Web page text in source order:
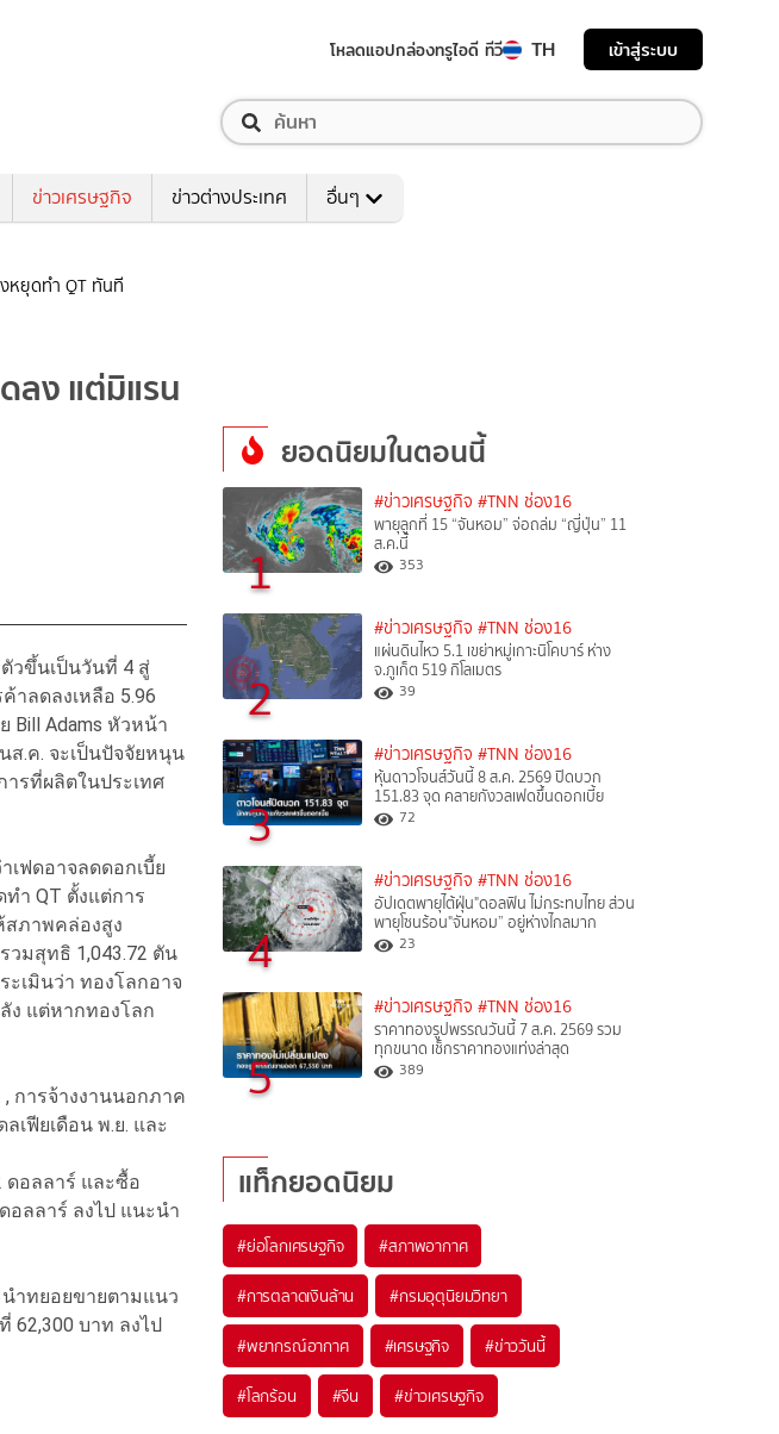
โหลดแอปกล่องทรูไอดี ทีวี TH เข้าสู่ระบบ
ข่าวเศรษฐกิจ ข่าวต่างประเทศ อื่นๆ
หยุดทำ QT ทันที
ลง แต่มิแรน
วขึ้นเป็นวันที่ 4 สู่
าลดลงเหลือ 5.96
Bill Adams หัวหน้า
ส.ค. จะเป็นปัจจัยหนุน
ารที่ผลิตในประเทศ
เฟดอาจลดดอกเบี้ย
ทำ QT ตั้งแต่การ
สภาพคล่องสูง
วมสุทธิ 1,043.72 ตัน
เมินว่า ทองโลกอาจ
ง แต่หากทองโลก
, การจ้างงานนอกภาค
เฟียเดือน พ.ย. และ
ดอลลาร์ และซื้อ
อลลาร์ ลงไป แนะนำ
ำทยอยขายตามแนว
62,300 บาท ลงไป
ยอดนิยมในตอนนี้
1
#ข่าวเศรษฐกิจ #TNN ช่อง16
พายุลูกที่ 15 “จันหอม” จ่อถล่ม “ญี่ปุ่น” 11
ส.ค.นี้
353
2
#ข่าวเศรษฐกิจ #TNN ช่อง16
แผ่นดินไหว 5.1 เขย่าหมู่เกาะนิโคบาร์ ห่าง
จ.ภูเก็ต 519 กิโลเมตร
39
3
#ข่าวเศรษฐกิจ #TNN ช่อง16
หุ้นดาวโจนส์วันนี้ 8 ส.ค. 2569 ปิดบวก
151.83 จุด คลายกังวลเฟดขึ้นดอกเบี้ย
72
4
#ข่าวเศรษฐกิจ #TNN ช่อง16
อัปเดตพายุไต้ฝุ่น"ดอลฟิน ไม่กระทบไทย ส่วน
พายุโซนร้อน"จันหอม” อยู่ห่างไกลมาก
23
5
#ข่าวเศรษฐกิจ #TNN ช่อง16
ราคาทองรูปพรรณวันนี้ 7 ส.ค. 2569 รวม
ทุกขนาด เช็กราคาทองแท่งล่าสุด
389
แท็กยอดนิยม
#ย่อโลกเศรษฐกิจ #สภาพอากาศ
#การตลาดเงินล้าน #กรมอุตุนิยมวิทยา
#พยากรณ์อากาศ #เศรษฐกิจ #ข่าววันนี้
#โลกร้อน #จีน #ข่าวเศรษฐกิจ